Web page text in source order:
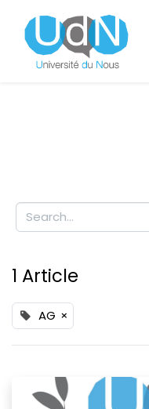
1 Article
AG ×